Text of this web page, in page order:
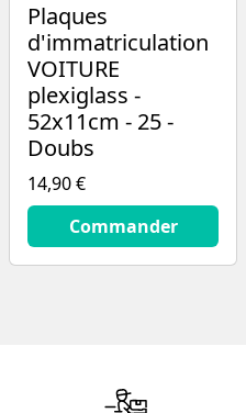
Plaques
d'immatriculation
VOITURE
plexiglass -
52x11cm - 25 -
Doubs
14,90 €
14.9
€Commander